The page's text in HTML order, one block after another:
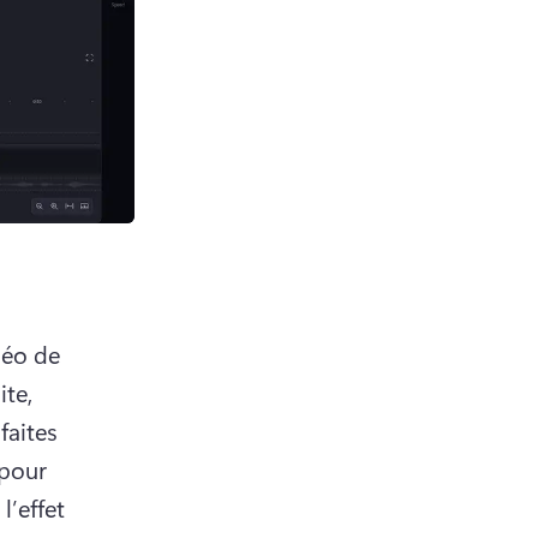
de